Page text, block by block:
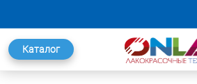
Каталог